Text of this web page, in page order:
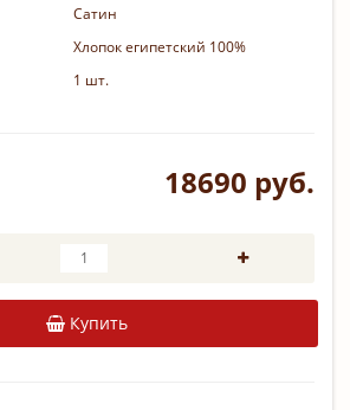
Сатин
Хлопок египетский 100%
1 шт.
18690 руб.
Купить